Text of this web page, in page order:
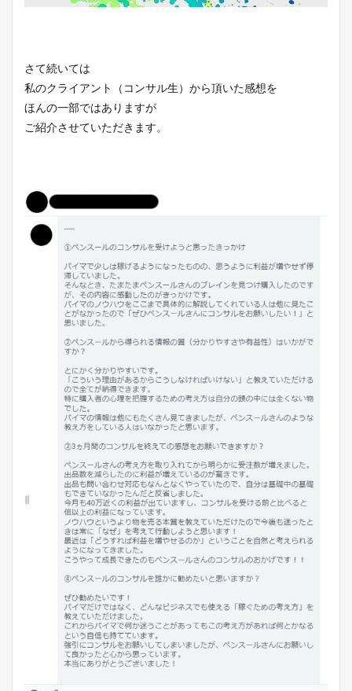
さて続いては
私のクライアント（コンサル生）から頂いた感想を
ほんの一部ではありますが
ご紹介させていただきます。